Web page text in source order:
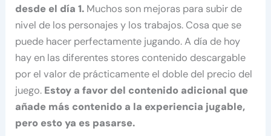
desde el día 1. Muchos son mejoras para subir de
nivel de los personajes y los trabajos. Cosa que se
puede hacer perfectamente jugando. A día de hoy
hay en las diferentes stores contenido descargable
por el valor de prácticamente el doble del precio del
juego. Estoy a favor del contenido adicional que
añade más contenido a la experiencia jugable,
pero esto ya es pasarse.